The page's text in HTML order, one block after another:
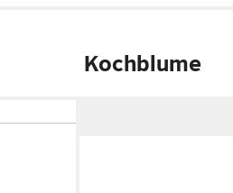
Kochblume